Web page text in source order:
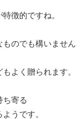
徴的ですね。
のでも構いません
よく贈られます。
ち寄る
うです。